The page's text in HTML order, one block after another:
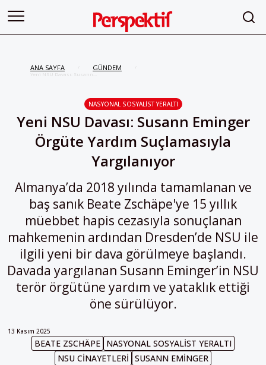
ANA SAYFA GÜNDEM
Yeni NSU Davası: Susann
NASYONAL SOSYALIST YERALTI
Yeni NSU Davası: Susann Eminger
Örgüte Yardım Suçlamasıyla
Yargılanıyor
Almanya’da 2018 yılında tamamlanan ve
baş sanık Beate Zschäpe'ye 15 yıllık
müebbet hapis cezasıyla sonuçlanan
mahkemenin ardından Dresden’de NSU ile
ilgili yeni bir dava görülmeye başlandı.
Davada yargılanan Susann Eminger’in NSU
terör örgütüne yardım ve yataklık ettiği
öne sürülüyor.
13 Kasım 2025
BEATE ZSCHÄPE NASYONAL SOSYALIST YERALTI
NSU CINAYETLERI SUSANN EMINGER